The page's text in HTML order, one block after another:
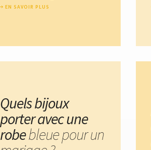
EN SAVOIR PLUS
Quels bijoux
porter avec une
robebleue pour un